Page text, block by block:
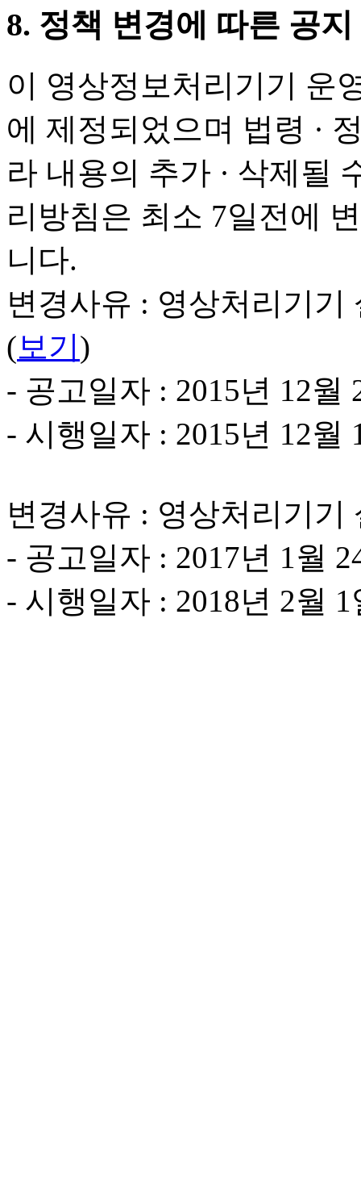
8. 정책 변경에 따른 공
이 영상정보처리기기 운
에 제정되었으며 법령 ·
라 내용의 추가 · 삭제될
리방침은 최소 7일전에
니다.
변경사유 : 영상처리기
(보기)
- 공고일자 : 2015년 12월
- 시행일자 : 2015년 12월
변경사유 : 영상처리기기
- 공고일자 : 2017년 1월
- 시행일자 : 2018년 2월 1